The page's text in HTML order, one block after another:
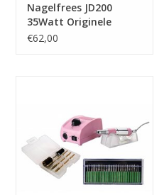
Nagelfrees JD200
35Watt Originele
MBS®
€62,00